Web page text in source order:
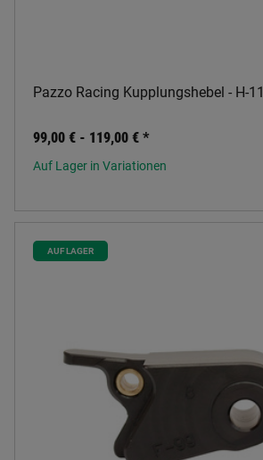
Pazzo Racing Kupplungshebel - H-11
99,00 € - 119,00 € *
Auf Lager in Variationen
AUF LAGER